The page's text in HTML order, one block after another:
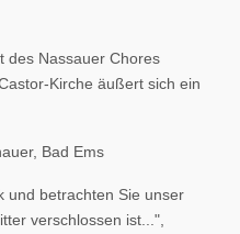
des Nassauer Chores
Kirche äußert sich ein
Bad Ems
und betrachten Sie unser
verschlossen ist...",